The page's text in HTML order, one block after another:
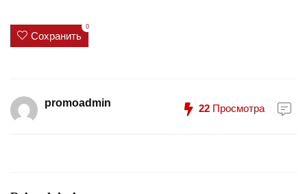
Сохранить
0
promoadmin 22 Просмотра